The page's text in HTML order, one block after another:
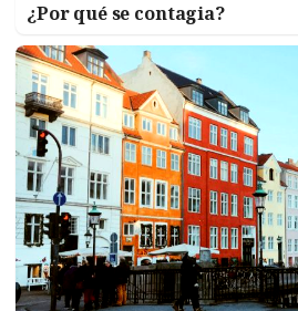
¿Por qué se contagia?